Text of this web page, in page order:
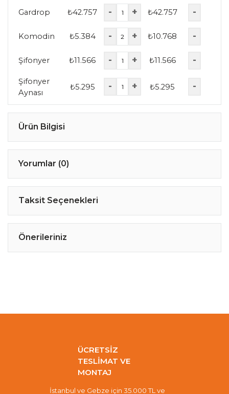
Gardrop ₺42.757 - + ₺42.757 -
Komodin ₺5.384 - + ₺10.768 -
Şifonyer ₺11.566 - + ₺11.566 -
Şifonyer
Aynası
₺5.295 - + ₺5.295 -
Ürün Bilgisi
Yorumlar (0)
Taksit Seçenekleri
Önerileriniz
ÜCRETSİZ
TESLİMAT VE
MONTAJ
İstanbul ve Gebze için 35.000 TL ve